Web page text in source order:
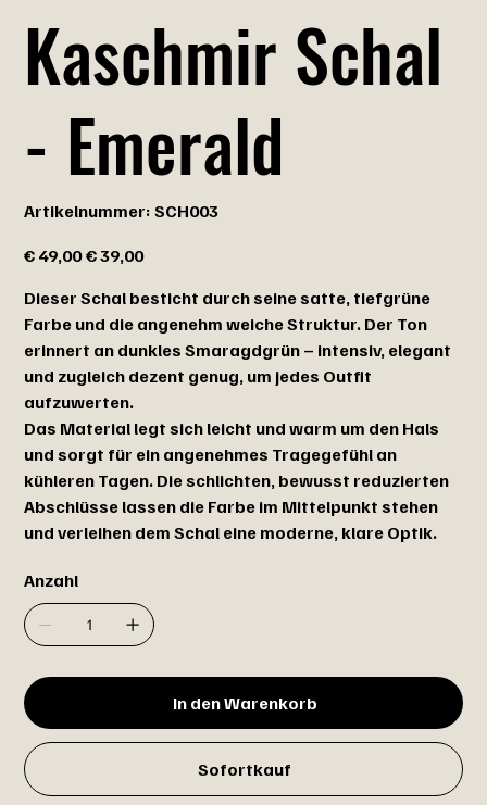
Kaschmir Schal
- Emerald
Artikelnummer: SCH003
SCH003
Preis
€ 49,00 € 39,00
Dieser Schal besticht durch seine satte, tiefgrüne
Farbe und die angenehm weiche Struktur. Der Ton
erinnert an dunkles Smaragdgrün – intensiv, elegant
und zugleich dezent genug, um jedes Outfit
aufzuwerten.
Das Material legt sich leicht und warm um den Hals
und sorgt für ein angenehmes Tragegefühl an
kühleren Tagen. Die schlichten, bewusst reduzierten
Abschlüsse lassen die Farbe im Mittelpunkt stehen
und verleihen dem Schal eine moderne, klare Optik.
Anzahl
In den Warenkorb
Sofortkauf